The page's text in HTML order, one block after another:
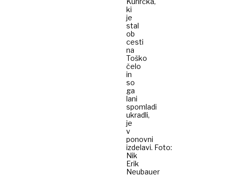
ki
je
stal
ob
cesti
na
Toško
čelo
in
so
ga
lani
spomladi
ukradli,
je
v
ponovni
izdelavi. Foto:
Nik
Erik
Neubauer